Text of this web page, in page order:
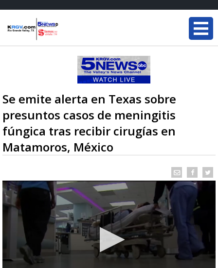
Se emite alerta en Texas sobre
presuntos casos de meningitis
fúngica tras recibir cirugías en
Matamoros, México